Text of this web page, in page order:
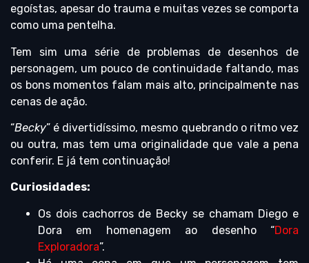
egoístas, apesar do trauma e muitas vezes se comporta
como uma pentelha.
Tem sim uma série de problemas de desenhos de
personagem, um pouco de continuidade faltando, mas
os bons momentos falam mais alto, principalmente nas
cenas de ação.
“Becky” é divertidíssimo, mesmo quebrando o ritmo vez
ou outra, mas tem uma originalidade que vale a pena
conferir. E já tem continuação!
Curiosidades:
Os dois cachorros de Becky se chamam Diego e
Dora em homenagem ao desenho “Dora
Exploradora”.